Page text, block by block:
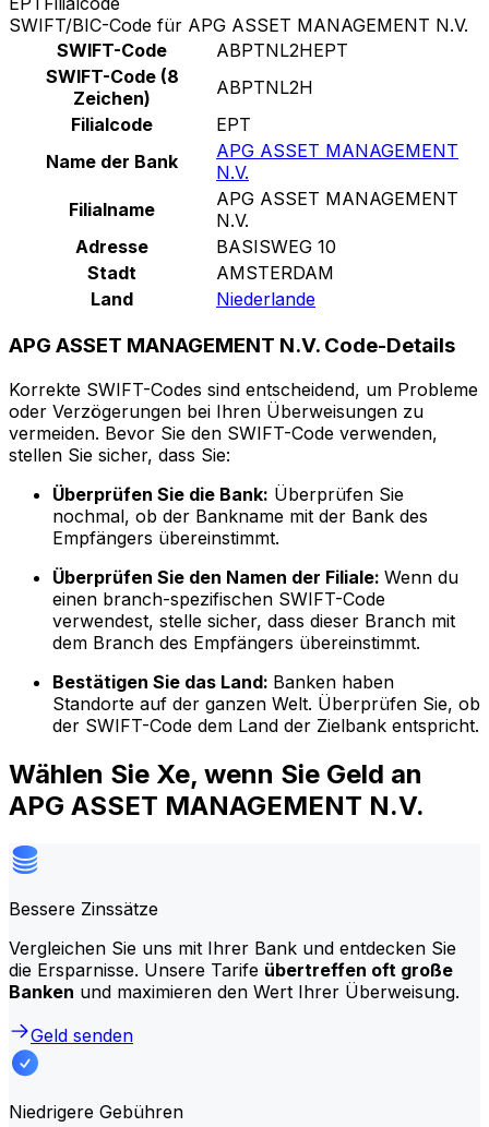
SWIFT/BIC-Code für APG ASSET MANAGEMENT N.V.
SWIFT-Code
ABPTNL2HEPT
SWIFT-Code (8
Zeichen)
ABPTNL2H
Filialcode
EPT
Name der Bank
APG ASSET MANAGEMENT
N.V.
Filialname
APG ASSET MANAGEMENT
N.V.
Adresse
BASISWEG 10
Stadt
AMSTERDAM
Land
Niederlande
APG ASSET MANAGEMENT N.V. Code-Details
Korrekte SWIFT-Codes sind entscheidend, um Probleme
oder Verzögerungen bei Ihren Überweisungen zu
vermeiden. Bevor Sie den SWIFT-Code verwenden,
stellen Sie sicher, dass Sie:
Überprüfen Sie die Bank: Überprüfen Sie
nochmal, ob der Bankname mit der Bank des
Empfängers übereinstimmt.
Überprüfen Sie den Namen der Filiale: Wenn du
einen branch-spezifischen SWIFT-Code
verwendest, stelle sicher, dass dieser Branch mit
dem Branch des Empfängers übereinstimmt.
Bestätigen Sie das Land: Banken haben
Standorte auf der ganzen Welt. Überprüfen Sie, ob
der SWIFT-Code dem Land der Zielbank entspricht.
Wählen Sie Xe, wenn Sie Geld an
APG ASSET MANAGEMENT N.V.
Bessere Zinssätze
Vergleichen Sie uns mit Ihrer Bank und entdecken Sie
die Ersparnisse. Unsere Tarife übertreffen oft große
Banken und maximieren den Wert Ihrer Überweisung.
Geld senden
Niedrigere Gebühren